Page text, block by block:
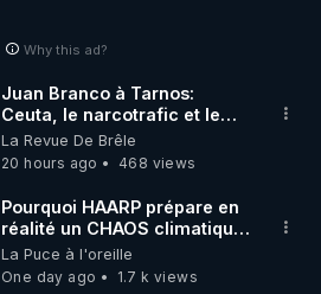
Why this ad?
Juan Branco à Tarnos:
Ceuta, le narcotrafic et le
pouvoir en France
La Revue De Brêle
20 hours ago
468 views
Pourquoi HAARP prépare en
réalité un CHAOS climatique,
on répond
La Puce à l'oreille
One day ago
1.7 k views